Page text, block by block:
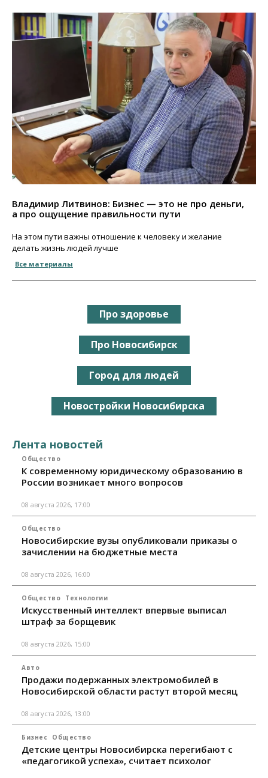
Владимир Литвинов: Бизнес — это не про деньги,
а про ощущение правильности пути
На этом пути важны отношение к человеку и желание
делать жизнь людей лучше
Все материалы
Про здоровье
Про Новосибирск
Город для людей
Новостройки Новосибирска
Лента новостей
Общество
К современному юридическому образованию в
России возникает много вопросов
08 августа 2026, 17:00
Общество
Новосибирские вузы опубликовали приказы о
зачислении на бюджетные места
08 августа 2026, 16:00
Общество Технологии
Искусственный интеллект впервые выписал
штраф за борщевик
08 августа 2026, 15:00
Авто
Продажи подержанных электромобилей в
Новосибирской области растут второй месяц
08 августа 2026, 13:00
Бизнес Общество
Детские центры Новосибирска перегибают с
«педагогикой успеха», считает психолог